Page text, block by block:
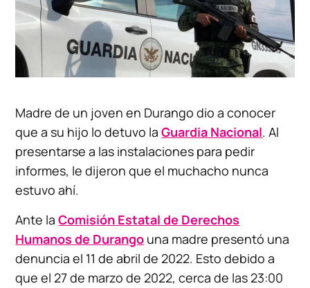
Madre de un joven en Durango dio a conocer
que a su hijo lo detuvo laGuardia Nacional. Al
presentarse a las instalaciones para pedir
informes, le dijeron que el muchacho nunca
estuvo ahí.
Ante laComisión Estatal de Derechos
Humanos de Durango una madre presentó una
denuncia el 11 de abril de 2022. Esto debido a
que el 27 de marzo de 2022, cerca de las 23:00